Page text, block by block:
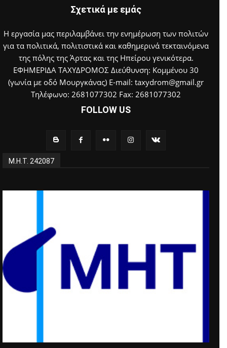
Σχετικά με εμάς
Η εργασία μας περιλαμβάνει την ενημέρωση των πολιτών
για τα πολιτικά, πολιτιστικά και καθημερινά τεκταινόμενα
της πόλης της Άρτας και της Ηπείρου γενικότερα.
ΕΦΗΜΕΡΙΔΑ ΤΑΧΥΔΡΟΜΟΣ Διεύθυνση: Κομμένου 30
(γωνία με οδό Μουργκάνας) E-mail: taxydrom@gmail.gr
Τηλέφωνο: 2681077302 Fax: 2681077302
FOLLOW US
Μ.Η.Τ. 242087